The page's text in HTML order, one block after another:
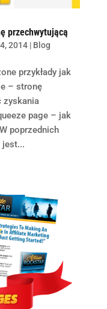
przechwytującą
2014| Blog
przykłady jak
– stronę
zyskania
page – jak
poprzednich
jest...